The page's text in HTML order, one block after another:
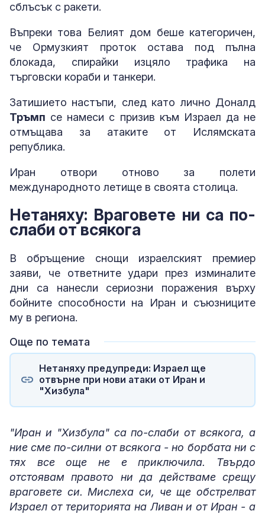
сблъсък с ракети.
Въпреки това Белият дом беше категоричен,
че Ормузкият проток остава под пълна
блокада, спирайки изцяло трафика на
търговски кораби и танкери.
Затишието настъпи, след като лично Доналд
Тръмп се намеси с призив към Израел да не
отмъщава за атаките от Ислямската
република.
Иран отвори отново за полети
международното летище в своята столица.
Нетаняху: Враговете ни са по-
слаби от всякога
В обръщение снощи израелският премиер
заяви, че ответните удари през изминалите
дни са нанесли сериозни поражения върху
бойните способности на Иран и съюзниците
му в региона.
Още по темата
Нетаняху предупреди: Израел ще
отвърне при нови атаки от Иран и
"Хизбула"
"Иран и "Хизбула" са по-слаби от всякога, а
ние сме по-силни от всякога - но борбата ни с
тях все още не е приключила. Твърдо
отстоявам правото ни да действаме срещу
враговете си. Мислеха си, че ще обстрелват
Израел от територията на Ливан и от Иран - а